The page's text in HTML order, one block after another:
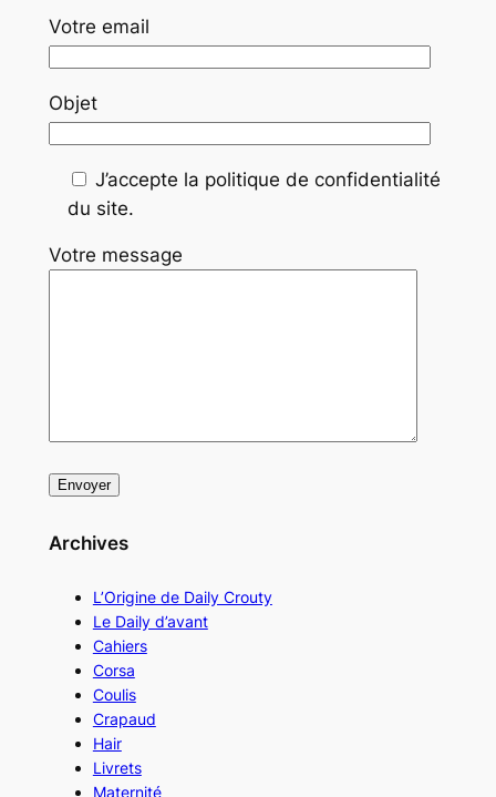
Votre email
Objet
J’accepte la politique de confidentialité
du site.
Votre message
Archives
L’Origine de Daily Crouty
Le Daily d’avant
Cahiers
Corsa
Coulis
Crapaud
Hair
Livrets
Maternité